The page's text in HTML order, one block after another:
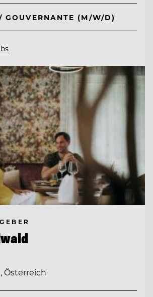
GOUVERNANTE (M/W/D)
Österreich